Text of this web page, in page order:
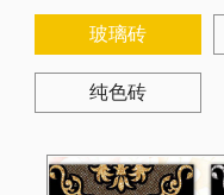
玻璃砖
纯色砖